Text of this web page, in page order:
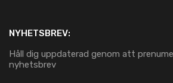
NYHETSBREV:
Håll dig uppdaterad genom att
nyhetsbrev